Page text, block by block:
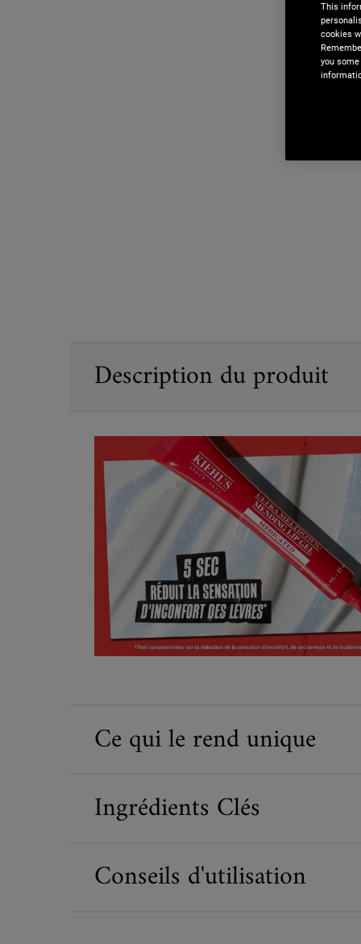
ACHETEZ
Nous proposons
noter queApple
Description du produit
Ce qui le rend unique
Ingrédients Clés
Conseils d'utilisation
This
cookies
you